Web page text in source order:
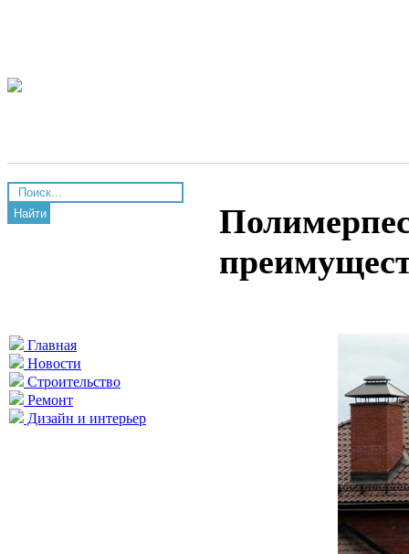
Найти
Главная
Новости
Строительство
Ремонт
Дизайн и интерьер